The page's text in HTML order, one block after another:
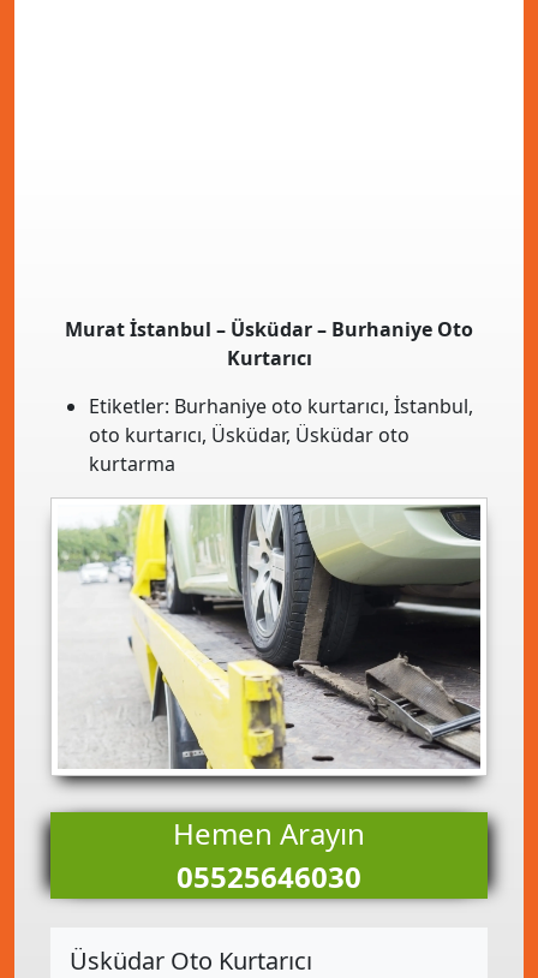
Murat İstanbul – Üsküdar – Burhaniye Oto
Kurtarıcı
Etiketler: Burhaniye oto kurtarıcı, İstanbul,
oto kurtarıcı, Üsküdar, Üsküdar oto
kurtarma
Hemen Arayın
05525646030
Üsküdar Oto Kurtarıcı